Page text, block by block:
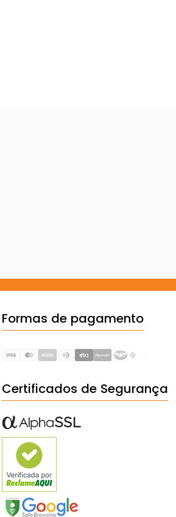
Formas de pagamento
Certificados de Segurança